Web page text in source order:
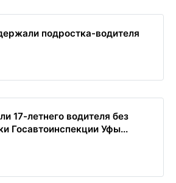
подростка-водителя
17-летнего водителя без
Госавтоинспекции Уфы...